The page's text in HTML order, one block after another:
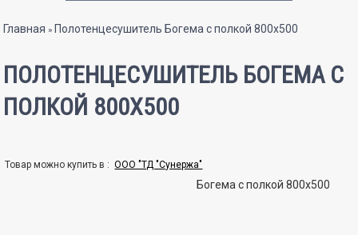
Вы здесь
Главная » Полотенцесушитель Богема с полкой 800x500
ПОЛОТЕНЦЕСУШИТЕЛЬ БОГЕМА С
ПОЛКОЙ 800X500
Товар можно купить в :ООО "ТД "Сунержа"
Богема с полкой 800x500